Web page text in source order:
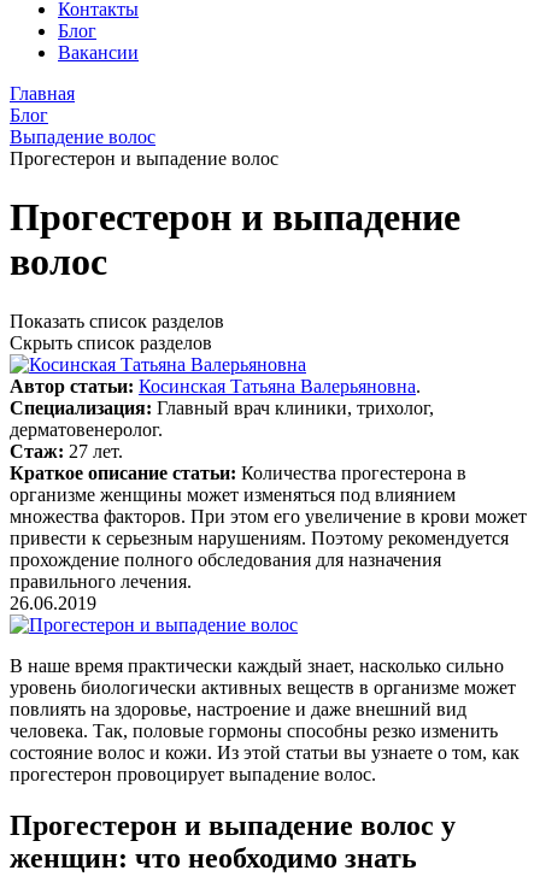
Контакты
Блог
Вакансии
Главная
Блог
Выпадение волос
Прогестерон и выпадение волос
Прогестерон и выпадение
волос
Показать список разделов
Скрыть список разделов
Автор статьи: Косинская Татьяна Валерьяновна.
Специализация: Главный врач клиники, трихолог,
дерматовенеролог.
Стаж: 27 лет.
Краткое описание статьи: Количества прогестерона в
организме женщины может изменяться под влиянием
множества факторов. При этом его увеличение в крови может
привести к серьезным нарушениям. Поэтому рекомендуется
прохождение полного обследования для назначения
правильного лечения.
26.06.2019
В наше время практически каждый знает, насколько сильно
уровень биологически активных веществ в организме может
повлиять на здоровье, настроение и даже внешний вид
человека. Так, половые гормоны способны резко изменить
состояние волос и кожи. Из этой статьи вы узнаете о том, как
прогестерон провоцирует выпадение волос.
Прогестерон и выпадение волос у
женщин: что необходимо знать